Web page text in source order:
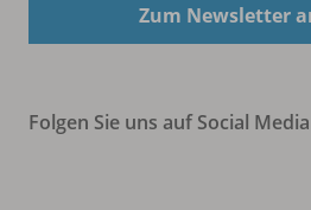
Zum Newsletter
Folgen Sie uns auf Social Media